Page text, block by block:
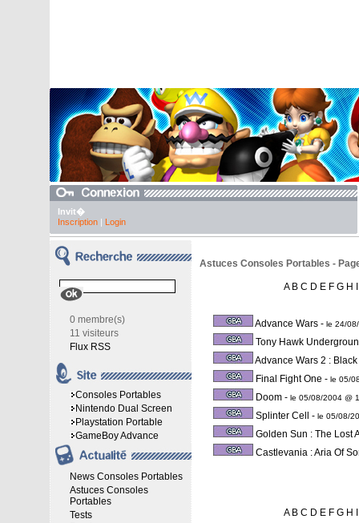
Invit�
Inscription| Login
0 membre(s)
11 visiteurs
Flux RSS
Consoles Portables
Nintendo Dual Screen
Playstation Portable
GameBoy Advance
News Consoles Portables
Astuces Consoles
Portables
Tests
Astuces Consoles Portables -
A B C D E F G H
Advance Wars - le 24/
Tony Hawk
Advance Wars 2 :
Final Fight One - le 05/
Doom - le 05/08/2004 @
Splinter Cell - le 05/08/
Golden Sun : The Lost
Castlevania : Aria Of
A B C D E F G H